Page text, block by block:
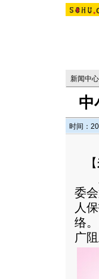
新闻中心
中
时间：
【
人
委
人
络
广